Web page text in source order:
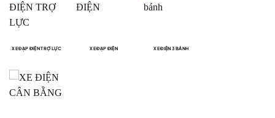
XE ĐẠP ĐIỆN TRỢ LỰC XE ĐẠP ĐIỆN XE ĐIỆN 3 BÁNH